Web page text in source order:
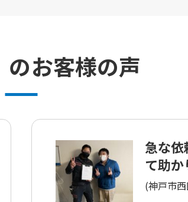
のお客様の声
急な
て助
(神戸市